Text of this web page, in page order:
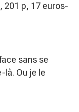
201 p, 17 euros-
sans se
là. Ou je le